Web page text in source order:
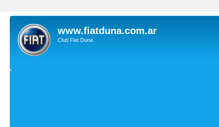
www.fiatduna.com.ar
Club Fiat Duna